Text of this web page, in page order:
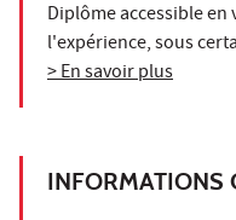
Diplôme accessible
l'expérience, sous
> En savoir plus
INFORMATIONS